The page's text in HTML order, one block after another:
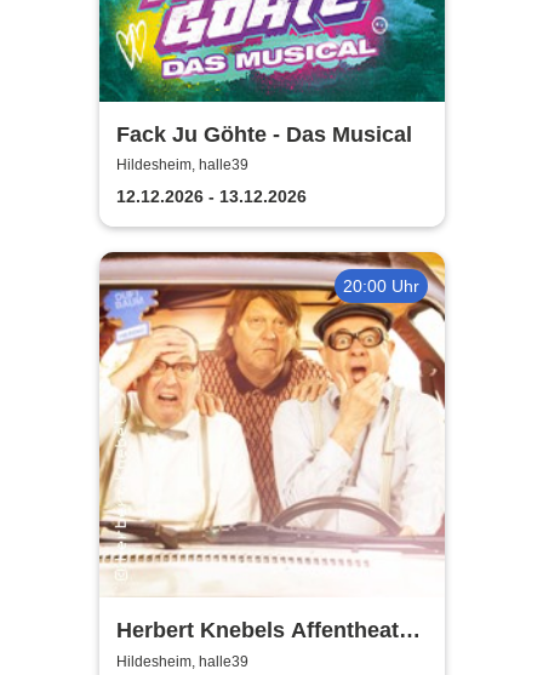
Fack Ju Göhte - Das Musical
Hildesheim, halle39
12.12.2026 - 13.12.2026
20:00 Uhr
Herbert Knebels Affentheater
- Voll Karacho!
Hildesheim, halle39